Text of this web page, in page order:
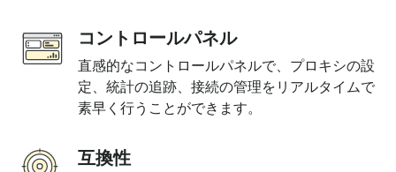
コントロールパネル
直感的なコントロールパネルで、プロキシの設
定、統計の追跡、接続の管理をリアルタイムで
素早く行うことができます。
互換性